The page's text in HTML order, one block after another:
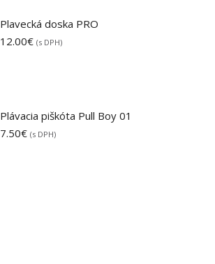
Plavecká doska PRO
12.00€ (s DPH)
Plávacia piškóta Pull Boy 01
7.50€ (s DPH)